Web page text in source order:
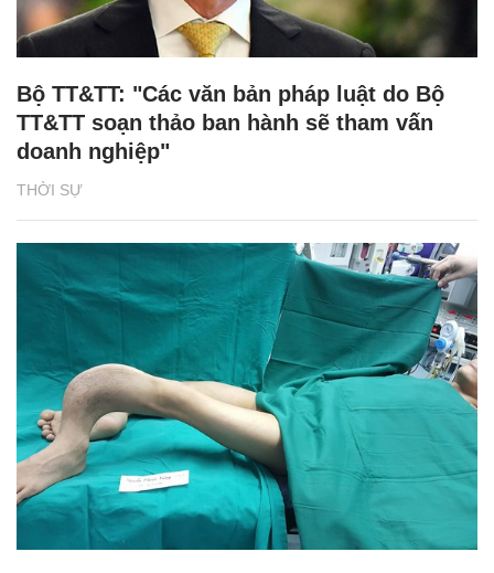
THỜI SỰ
Bộ TT&TT: "Các văn bản pháp luật do Bộ
TT&TT soạn thảo ban hành sẽ tham vấn
doanh nghiệp"